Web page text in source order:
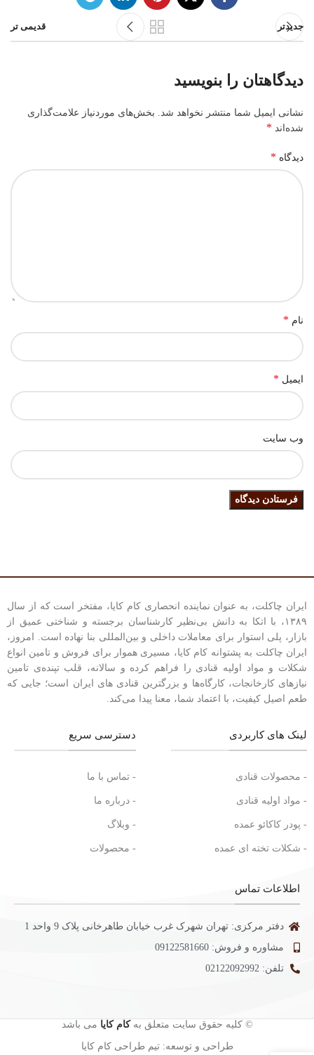
جدیدتر قدیمی تر
دیدگاهتان را بنویسید
نشانی ایمیل شما منتشر نخواهد شد.
بخش‌های موردنیاز علامت‌گذاری
شده‌اند *
دیدگاه *
نام *
ایمیل *
وب‌ سایت
ایران چاکلت، به عنوان نماینده انحصاری کام کایا، مفتخر است که از سال
۱۳۸۹، با اتکا به دانش بی‌نظیر کارشناسان برجسته و شناختی عمیق از
بازار، پلی استوار برای معاملات داخلی و بین‌المللی بنا نهاده است. امروز،
ایران چاکلت به پشتوانه کام کایا، مسیری هموار برای فروش و تامین انواع
شکلات و مواد اولیه قنادی را فراهم کرده و سالانه، قلب تپنده‌ی تامین
نیازهای کارخانجات، کارگاه‌ها و بزرگترین قنادی های ایران است؛ جایی که
طعم اصیل کیفیت، با اعتماد شما، معنا پیدا می‌کند.
لینک های کاربردی
- محصولات قنادی
- مواد اولیه قنادی
- پودر کاکائو عمده
- شکلات تخته ای عمده
دسترسی سریع
- تماس با ما
- درباره ما
- وبلاگ
- محصولات
اطلاعات تماس
دفتر مرکزی: تهران شهرک غرب خیابان طاهرخانی پلاک 9 واحد 1
مشاوره و فروش: 09122581660
تلفن: 02122092992
© کلیه حقوق سایت متعلق بهکام کایا می باشد
طراحی و توسعه: تیم طراحی کام کایا